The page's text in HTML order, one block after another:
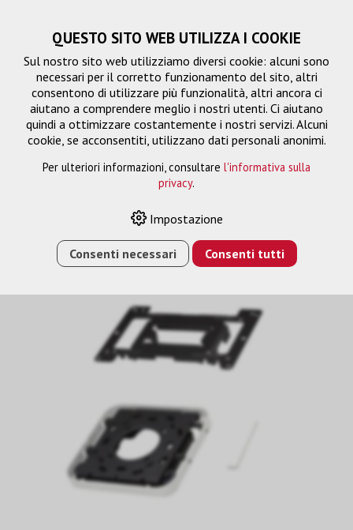
Soluzione di montaggio
› E-SHOP › SOLUZIONE DI MONTAGGIO › ELPMB30
QUESTO SITO WEB UTILIZZA I COOKIE
Sul nostro sito web utilizziamo diversi cookie: alcuni sono
necessari per il corretto funzionamento del sito, altri
consentono di utilizzare più funzionalità, altri ancora ci
aiutano a comprendere meglio i nostri utenti. Ci aiutano
quindi a ottimizzare costantemente i nostri servizi. Alcuni
cookie, se acconsentiti, utilizzano dati personali anonimi.
Per ulteriori informazioni, consultare l'informativa sulla
privacy.
Impostazione
Consenti necessari Consenti tutti